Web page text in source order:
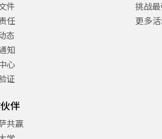
件
任
态
知
心
证
伴
共赢
挑战
更多